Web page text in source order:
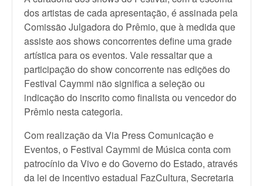
dos artistas de cada apresentação, é assinada pela
Comissão Julgadora do Prêmio, que à medida que
assiste aos shows concorrentes define uma grade
artística para os eventos. Vale ressaltar que a
participação do show concorrente nas edições do
Festival Caymmi não significa a seleção ou
indicação do inscrito como finalista ou vencedor do
Prêmio nesta categoria.
Com realização da Via Press Comunicação e
Eventos, o Festival Caymmi de Música conta com
patrocínio da Vivo e do Governo do Estado, através
da lei de incentivo estadual FazCultura, Secretaria